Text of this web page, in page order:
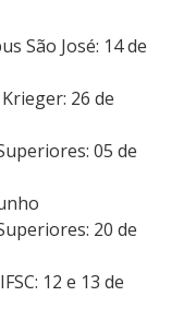
São José: 14 de
26 de
05 de
20 de
12 e 13 de